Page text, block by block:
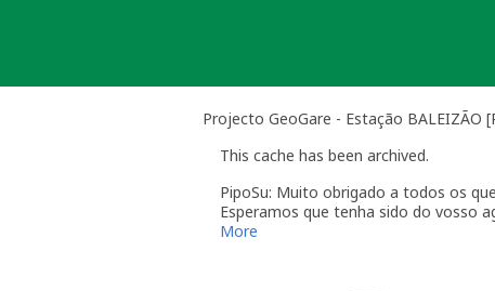
Projecto GeoGare - Estação BALEIZÃO
This cache has been archived.
PipoSu: Muito obrigado a todos os
Esperamos que tenha sido do vosso
Por motivos pessoais, não podemos
More